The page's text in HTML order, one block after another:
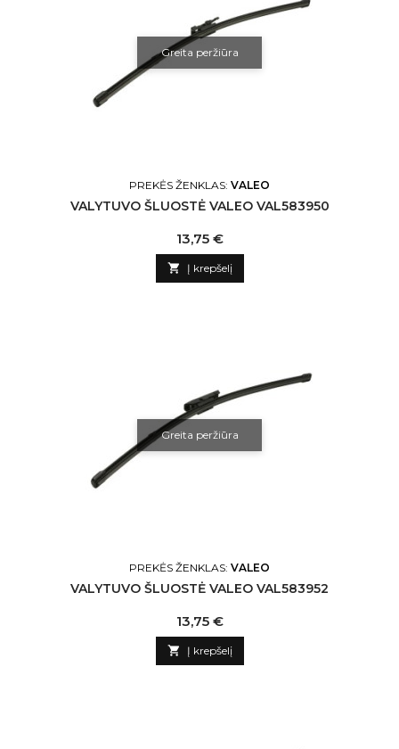
Greita peržiūra
PREKĖS ŽENKLAS: VALEO
VALYTUVO ŠLUOSTĖ VALEO VAL583950
Kaina
13,75 €
 Į krepšelį
Greita peržiūra
PREKĖS ŽENKLAS: VALEO
VALYTUVO ŠLUOSTĖ VALEO VAL583952
Kaina
13,75 €
 Į krepšelį